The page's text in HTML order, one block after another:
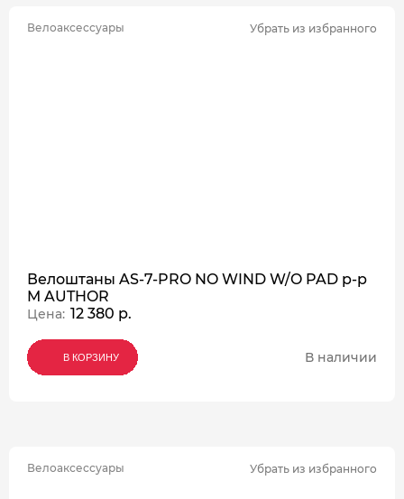
Велоаксессуары Убрать из избранного
Велоштаны AS-7-PRO NO WIND W/O PAD р-р
M AUTHOR
Цена: 12 380 р.
В КОРЗИНУ
В КОРЗИНУ
В КОРЗИНУ В наличии
Велоаксессуары Убрать из избранного